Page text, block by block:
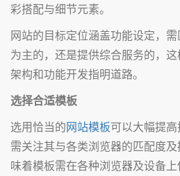
彩搭配与细节元素。
网站的目标定位涵盖功能设定，
为主的，还是提供综合服务的，
架构和功能开发指明道路。
选择合适模板
选用恰当的网站模板可以大幅提高
需关注其与各类浏览器的匹配度
味着模板需在各种浏览器及设备